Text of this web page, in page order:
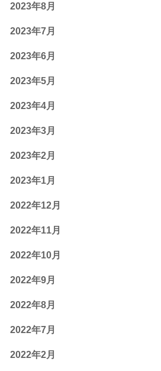
2023年8月
2023年7月
2023年6月
2023年5月
2023年4月
2023年3月
2023年2月
2023年1月
2022年12月
2022年11月
2022年10月
2022年9月
2022年8月
2022年7月
2022年2月